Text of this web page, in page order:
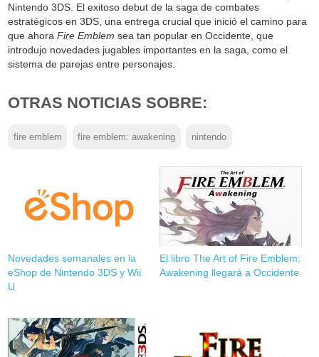
Nintendo 3DS. El exitoso debut de la saga de combates
estratégicos en 3DS, una entrega crucial que inició el camino para
que ahoraFire Emblem sea tan popular en Occidente, que
introdujo novedades jugables importantes en la saga, como el
sistema de parejas entre personajes.
OTRAS NOTICIAS SOBRE:
fire emblem fire emblem: awakening nintendo
Novedades semanales en la
eShop de Nintendo 3DS y Wii
U
El libro The Art of Fire Emblem:
Awakening llegará a Occidente